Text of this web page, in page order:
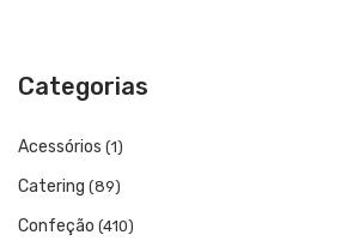
Categorias
Acessórios (1)
Catering (89)
Confeção (410)